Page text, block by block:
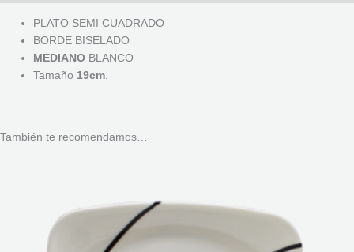
PLATO SEMI CUADRADO
BORDE BISELADO
MEDIANO BLANCO
Tamaño 19cm.
También te recomendamos…